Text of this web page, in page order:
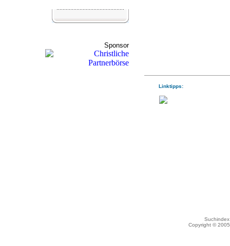
Sponsor
Linktipps:
Copyright ©